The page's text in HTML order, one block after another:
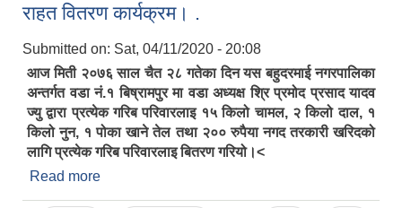
राहत वितरण कार्यक्रम। .
Submitted on: Sat, 04/11/2020 - 20:08
आज मिती २०७६ साल चैत २८ गतेका दिन यस बहुदरमाई नगरपालिका
अन्तर्गत वडा नं.१ बिष्रामपुर मा वडा अध्यक्ष श्रि प्रमोद प्रसाद यादव
ज्यु द्वारा प्रत्येक गरिब परिवारलाइ १५ किलो चामल, २ किलो दाल, १
किलो नुन, १ पोका खाने तेल तथा २०० रुपैया नगद तरकारी खरिदको
लागि प्रत्येक गरिब परिवारलाइ बितरण गरियो।<
Read more